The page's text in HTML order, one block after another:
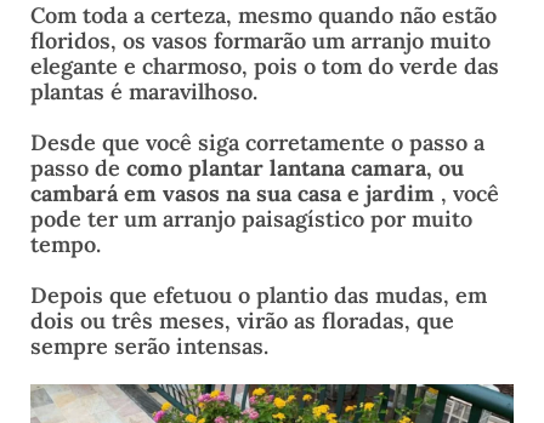
Com toda a certeza, mesmo quando não estão
floridos, os vasos formarão um arranjo muito
elegante e charmoso, pois o tom do verde das
plantas é maravilhoso.
Desde que você siga corretamente o passo a
passo de como plantar lantana camara, ou
cambará em vasos na sua casa e jardim , você
pode ter um arranjo paisagístico por muito
tempo.
Depois que efetuou o plantio das mudas, em
dois ou três meses, virão as floradas, que
sempre serão intensas.